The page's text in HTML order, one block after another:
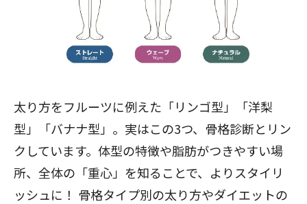
太り方をフルーツに例えた「リンゴ型」「洋梨
型」「バナナ型」。実はこの3つ、骨格診断とリン
クしています。体型の特徴や脂肪がつきやすい場
所、全体の「重心」を知ることで、よりスタイリ
ッシュに！ 骨格タイプ別の太り方やダイエットの